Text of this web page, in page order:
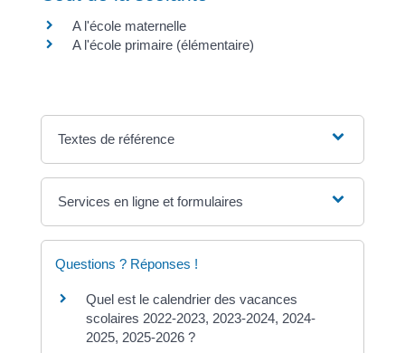
A l'école maternelle
A l'école primaire (élémentaire)
Textes de référence
Services en ligne et formulaires
Questions ? Réponses !
Quel est le calendrier des vacances
scolaires 2022-2023, 2023-2024, 2024-
2025, 2025-2026 ?